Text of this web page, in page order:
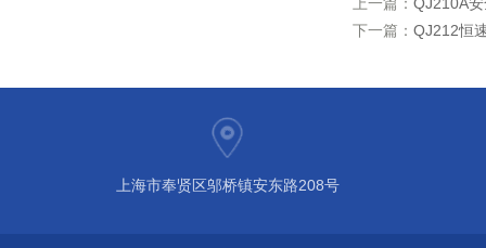
下一篇： QJ212恒
上海市奉贤区邬桥镇安东路208号